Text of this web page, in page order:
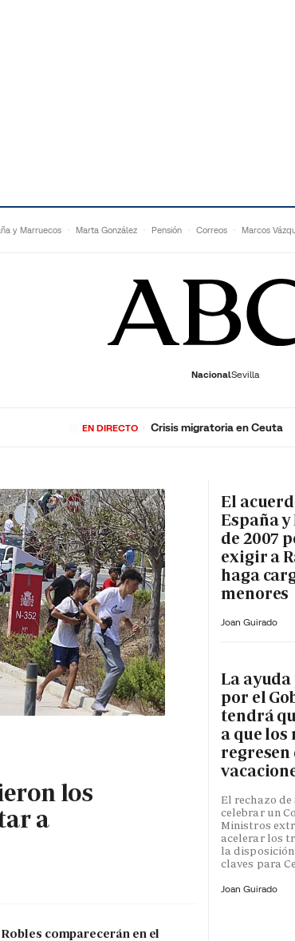
y Marruecos Marta González Pensión Correos Marcos
NacionalSevilla
ECONOMÍADEPORTES SOCIEDADCULTURAGENTEPLAY
EN DIRECTO Crisis migratoria en Ceuta
los
a
comparecerán en el
El
España
de 2007
exigir a
haga
menores
Joan Guirado
La
por el
tendrá
a que
regresen
El rechazo de
celebrar un
Ministros
acelerar los
la
claves para
Joan Guirado